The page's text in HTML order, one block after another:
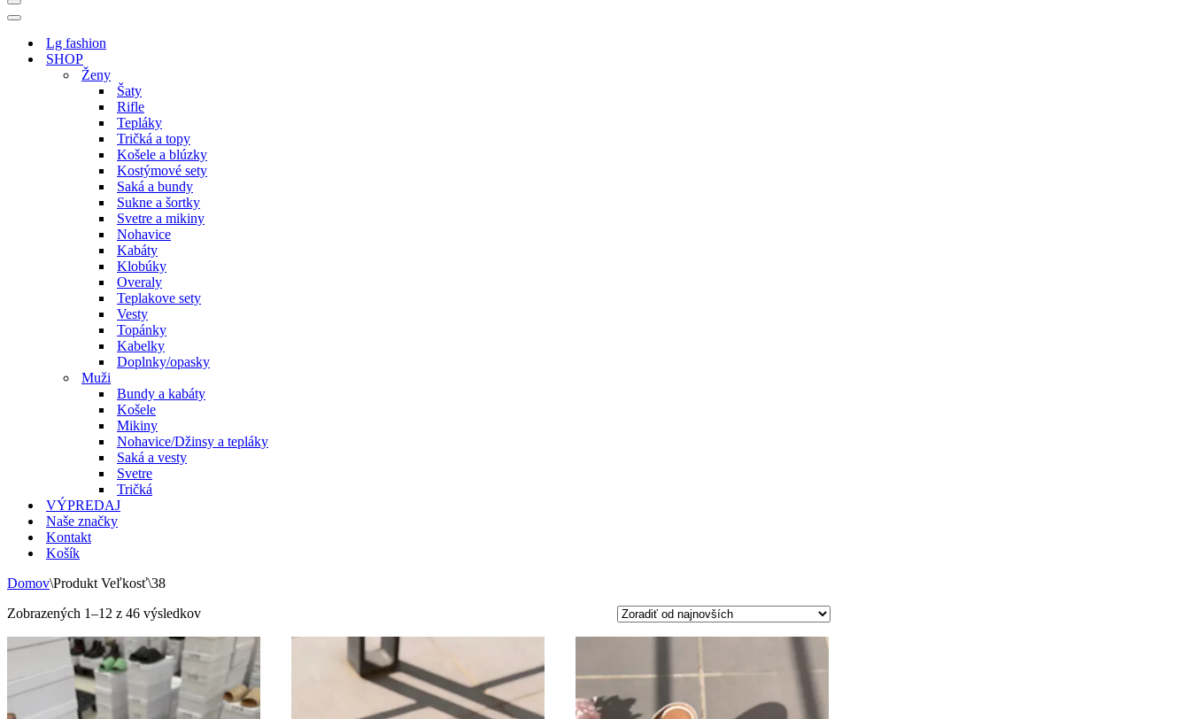
Menu
navigácie
Menu
navigácieLg fashion
SHOP
Ženy
Šaty
Rifle
Tepláky
Tričká a topy
Košele a blúzky
Kostýmové sety
Saká a bundy
Sukne a šortky
Svetre a mikiny
Nohavice
Kabáty
Klobúky
Overaly
Teplakove sety
Vesty
Topánky
Kabelky
Doplnky/opasky
Muži
Bundy a kabáty
Košele
Mikiny
Nohavice/Džinsy a tepláky
Saká a vesty
Svetre
Tričká
VÝPREDAJ
Naše značky
Kontakt
Košík
Domov\Produkt Veľkosť\38
Zobrazených 1–12 z 46 výsledkovZoradené
najnovších